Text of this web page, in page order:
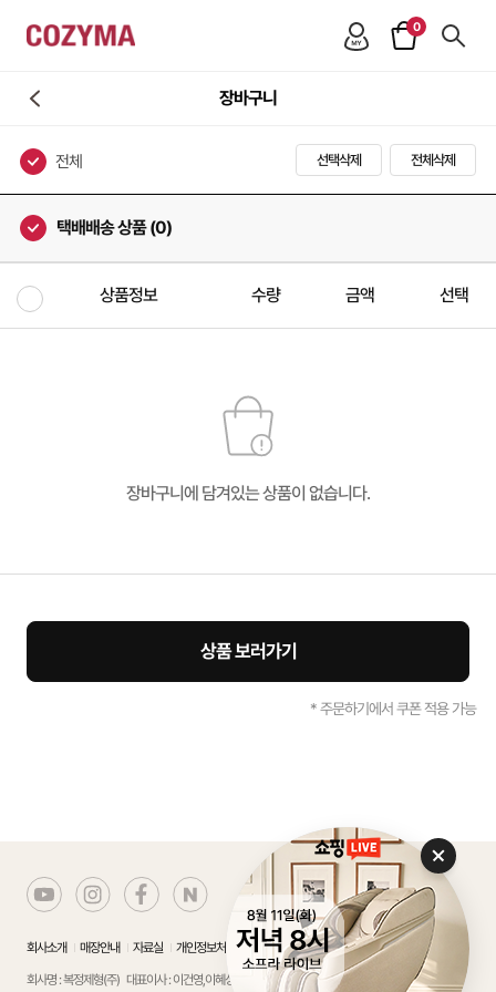
0
장바구니
전체 선택삭제 전체삭제
택배배송 상품 (0)
상품정보 수량 금액 선택
장바구니에 담겨있는 상품이 없습니다.
상품 보러가기
* 주문하기에서 쿠폰 적용 가능
회사소개 매장안내 자료실 개인정보처리방침 에스크로서비스 가입확인
회사명 : 복정제형(주) 대표이사 : 이건영,이혜성